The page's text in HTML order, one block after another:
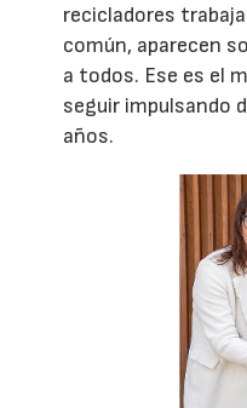
recicladores
común, aparecen
a todos. Ese es el
seguir impulsando
años.